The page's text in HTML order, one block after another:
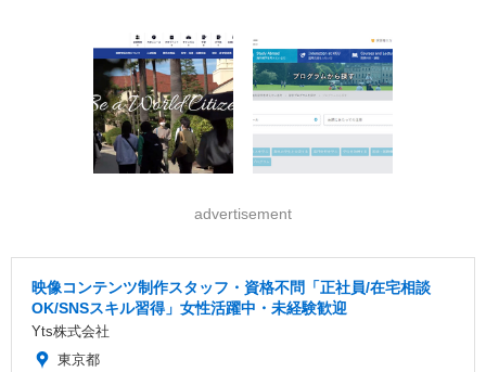
advertisement
映像コンテンツ制作スタッフ・資格不問「正社員/在宅相談
OK/SNSスキル習得」女性活躍中・未経験歓迎
Yts株式会社
東京都